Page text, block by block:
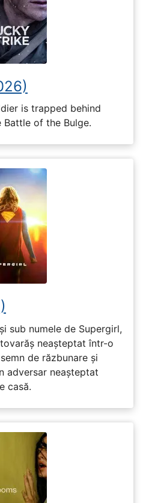
is trapped behind
Battle of the Bulge.
sub numele de Supergirl,
neașteptat într-o
de răzbunare și
adversar neașteptat
casă.